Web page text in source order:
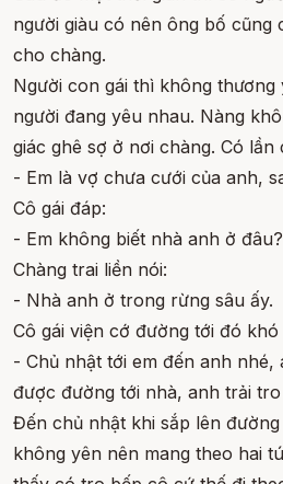
người giàu có nên ông bố cũng
cho chàng.
Người con gái thì không
người đang yêu nhau. Nàng
giác ghê sợ ở nơi chàng. Có lần
- Em là vợ chưa cưới của anh,
Cô gái đáp:
- Em không biết nhà anh ở đâu?
Chàng trai liền nói:
- Nhà anh ở trong rừng sâu ấy.
Cô gái viện cớ đường tới đó
- Chủ nhật tới em đến anh
được đường tới nhà, anh trải
Đến chủ nhật khi sắp lên
không yên nên mang theo hai